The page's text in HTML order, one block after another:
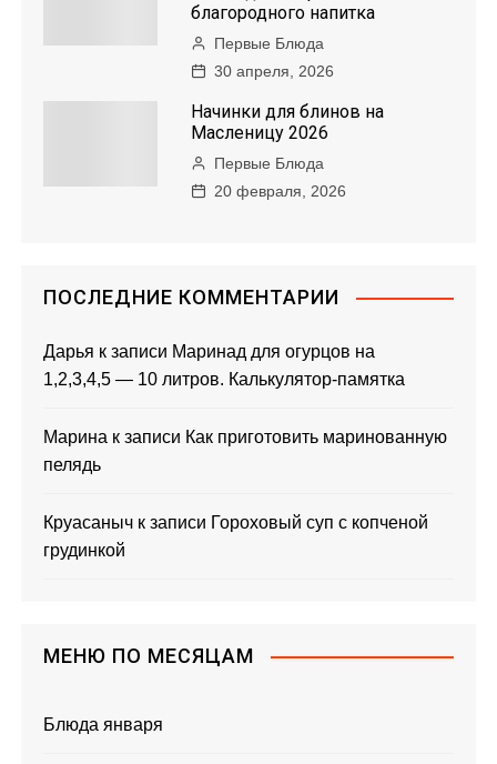
благородного напитка
Первые Блюда
30 апреля, 2026
Начинки для блинов на
Масленицу 2026
Первые Блюда
20 февраля, 2026
ПОСЛЕДНИЕ КОММЕНТАРИИ
Дарья к записи Маринад для огурцов на
1,2,3,4,5 — 10 литров. Калькулятор-памятка
Марина к записи Как приготовить маринованную
пелядь
Круасаныч к записи Гороховый суп с копченой
грудинкой
МЕНЮ ПО МЕСЯЦАМ
Блюда января